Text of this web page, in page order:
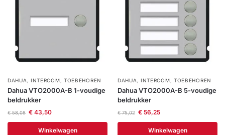
DAHUA , INTERCOM, TOEBEHOREN
Dahua VTO2000A-B 1-voudige
beldrukker
€58,08 €43,50
Winkelwagen
DAHUA , INTERCOM, TOEBEHOREN
Dahua VTO2000A-B 5-voudige
beldrukker
€75,02 €56,25
Winkelwagen